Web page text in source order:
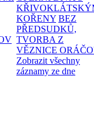
KOŘENY BEZ
PŘEDSUDKŮ,
TVORBA Z
VĚZNICE
Zobrazit všechny
záznamy ze dne